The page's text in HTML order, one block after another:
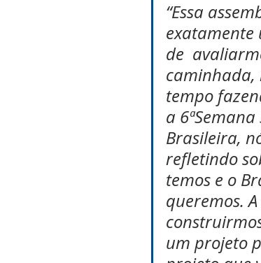
“Essa
exatamente
de
caminhada,
tempo
a
Brasileira,
refletindo
temos e o
queremos.
um projeto